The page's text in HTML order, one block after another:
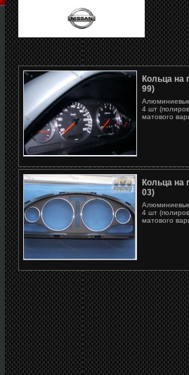
Кольца на
99)
4 шт
матового
Кольца на
03)
4 шт
матового